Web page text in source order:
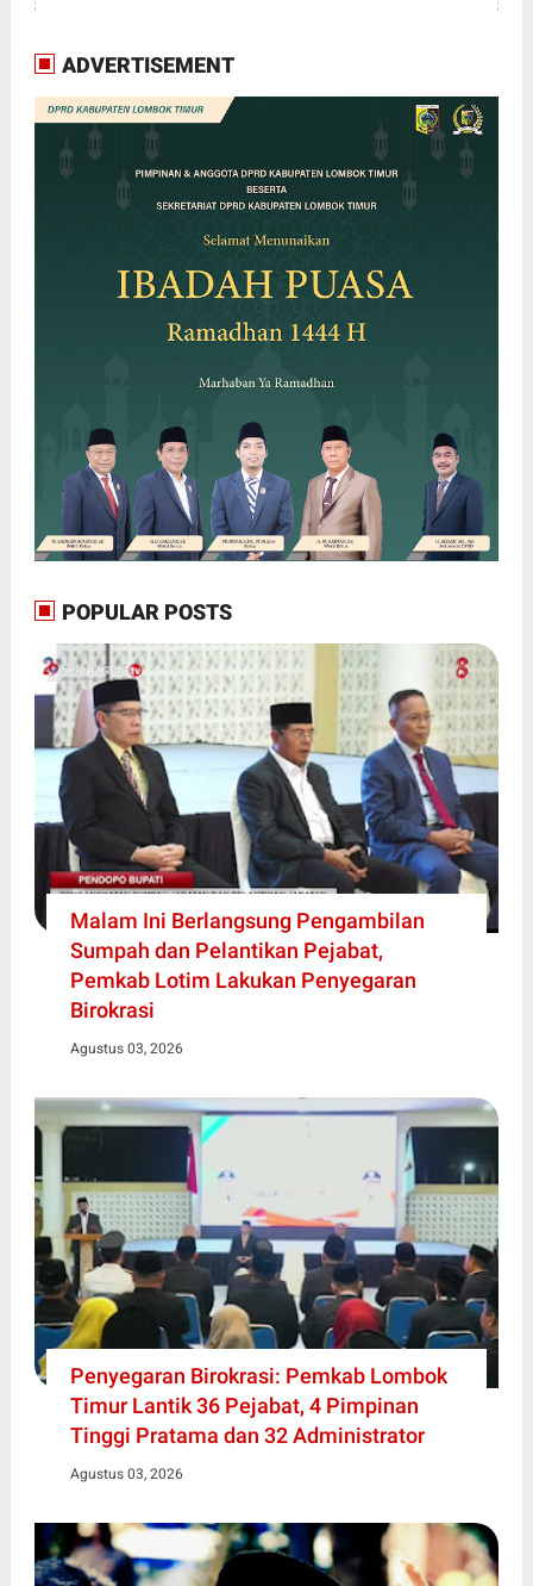
ADVERTISEMENT
POPULAR POSTS
Malam Ini Berlangsung Pengambilan
Sumpah dan Pelantikan Pejabat,
Pemkab Lotim Lakukan Penyegaran
Birokrasi
Agustus 03, 2026
Penyegaran Birokrasi: Pemkab Lombok
Timur Lantik 36 Pejabat, 4 Pimpinan
Tinggi Pratama dan 32 Administrator
Agustus 03, 2026